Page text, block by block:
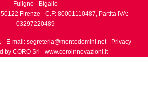
Fuligno - Bigallo
50122 Firenze - C.F: 80001110487, Partita IVA:
03297220489
- E-mail: segreteria@montedomini.net- Privacy
by CORO Srl - www.coroinnovazioni.it